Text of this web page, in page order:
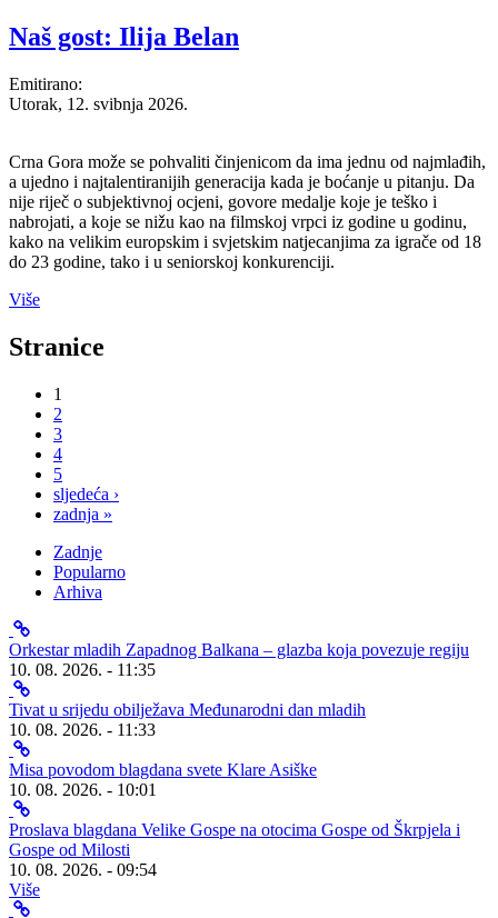
Naš gost: Ilija Belan
Emitirano:
Utorak, 12. svibnja 2026.
Crna Gora može se pohvaliti činjenicom da ima jednu od najmlađih,
a ujedno i najtalentiranijih generacija kada je boćanje u pitanju. Da
nije riječ o subjektivnoj ocjeni, govore medalje koje je teško i
nabrojati, a koje se nižu kao na filmskoj vrpci iz godine u godinu,
kako na velikim europskim i svjetskim natjecanjima za igrače od 18
do 23 godine, tako i u seniorskoj konkurenciji.
Više
Stranice
1
2
3
4
5
sljedeća ›
zadnja »
Zadnje
Popularno
Arhiva
Orkestar mladih Zapadnog Balkana – glazba koja povezuje regiju
10. 08. 2026. - 11:35
Tivat u srijedu obilježava Međunarodni dan mladih
10. 08. 2026. - 11:33
Misa povodom blagdana svete Klare Asiške
10. 08. 2026. - 10:01
Proslava blagdana Velike Gospe na otocima Gospe od Škrpjela i
Gospe od Milosti
10. 08. 2026. - 09:54
Više